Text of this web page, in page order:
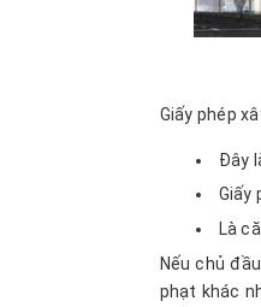
Giấy phép
Đây
Giấy
Là
Nếu chủ
phạt khác